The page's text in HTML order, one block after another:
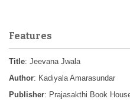
Features
Title: Jeevana Jwala
Author: Kadiyala Amarasundar
Publisher: Prajasakthi Book